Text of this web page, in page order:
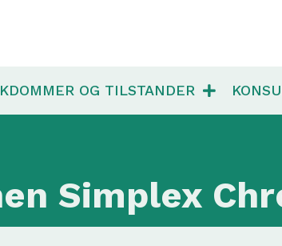
OG TILSTANDER
Simplex